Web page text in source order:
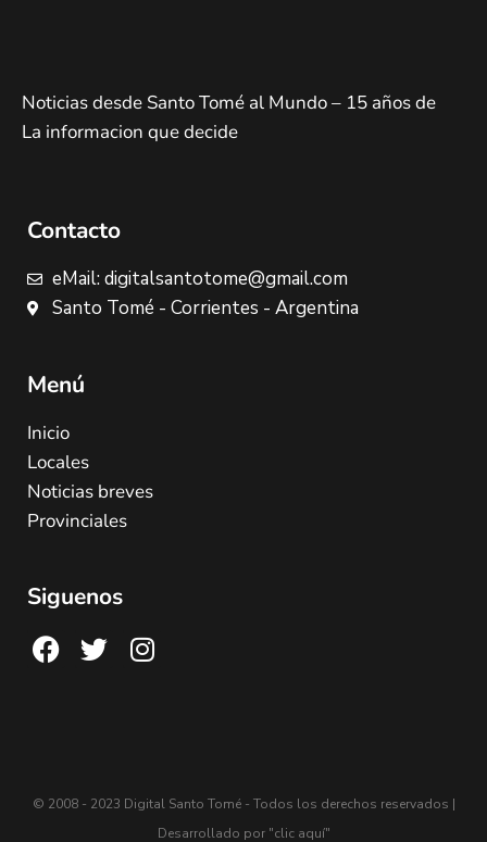
Noticias desde Santo Tomé al Mundo – 15 años de
La informacion que decide
Contacto
eMail: digitalsantotome@gmail.com
Santo Tomé - Corrientes - Argentina
Menú
Inicio
Locales
Noticias breves
Provinciales
Siguenos
© 2008 - 2023 Digital Santo Tomé - Todos los derechos reservados |
Desarrollado por "clic aquí"